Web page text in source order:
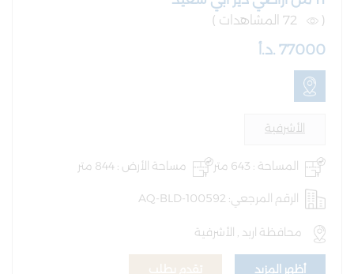
(
77000 .د.أ
الأشرفية
المساحة : 643 متر
مساحة الأرض : 844 متر
الرقم المرجعي: AQ-BLD-100592
محافظة اربد , الأشرفية